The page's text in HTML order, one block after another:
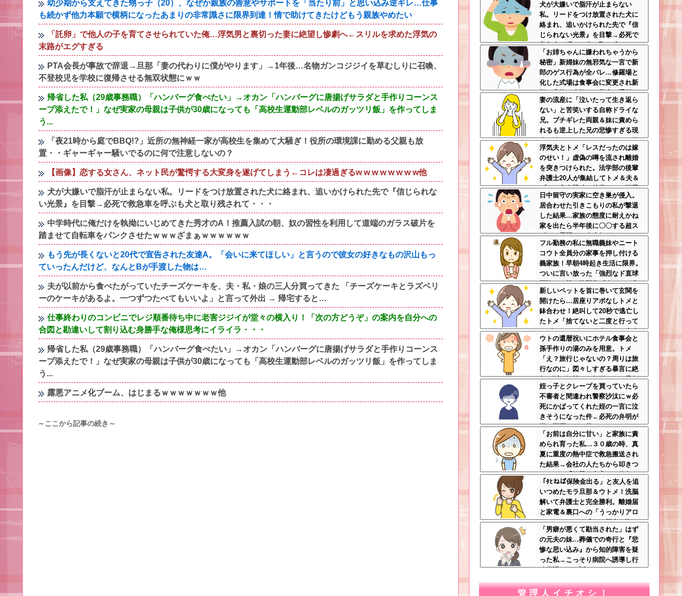
幼少期から支えてきた甥っ子（20）、なぜか親族の善意やサポートを「当たり前」と思い込み逆ギレ…仕事
も続かず他力本願で横柄になったあまりの非常識さに限界到達！情で助けてきたけどもう親族やめたい
「託卵」で他人の子を育てさせられていた俺…浮気男と裏切った妻に絶望し惨劇へ←スリルを求めた浮気の
末路がエグすぎる
PTA会長が事故で辞退→旦那「妻の代わりに僕がやります」→1年後…名物ガンコジジイを草むしりに召喚、
不登校児を学校に復帰させる無双状態にｗｗ
帰省した私（29歳事務職）「ハンバーグ食べたい」→オカン「ハンバーグに唐揚げサラダと手作りコーンス
ープ添えたで！」なぜ実家の母親は子供が30歳になっても「高校生運動部レベルのガッツリ飯」を作ってしま
う...
「夜21時から庭でBBQ!?」近所の無神経一家が高校生を集めて大騒ぎ！役所の環境課に勤める父親も放
置・・ギャーギャー騒いでるのに何で注意しないの？
【画像】恋する女さん、ネット民が驚愕する大変身を遂げてしまう←コレは凄過ぎるw w w w w w w w他
犬が大嫌いで脂汗が止まらない私。リードをつけ放置された犬に絡まれ、追いかけられた先で『信じられな
い光景』を目撃→必死で救急車を呼ぶも犬と取り残されて・・・
中学時代に俺だけを執拗にいじめてきた秀才のA！推薦入試の朝、奴の習性を利用して道端のガラス破片を
踏ませて自転車をパンクさせたｗｗｗざまぁｗｗｗｗｗｗ
もう先が長くないと20代で宣告された友達A。「会いに来てほしい」と言うので彼女の好きなもの沢山もっ
ていったんだけど、なんとBが手渡した物は…
夫が以前から食べたがっていたチーズケーキを、夫・私・娘の三人分買ってきた 「チーズケーキとラズベリ
ーのケーキがあるよ。一つずつたべてもいいよ」と言って外出 → 帰宅すると…
仕事終わりのコンビニでレジ順番待ち中に老害ジジイが堂々の横入り！「次の方どうぞ」の案内を自分への
合図と勘違いして割り込む身勝手な俺様思考にイライラ・・・
帰省した私（29歳事務職）「ハンバーグ食べたい」→オカン「ハンバーグに唐揚げサラダと手作りコーンス
ープ添えたで！」なぜ実家の母親は子供が30歳になっても「高校生運動部レベルのガッツリ飯」を作ってしま
う...
露悪アニメ化ブーム、はじまるｗｗｗｗｗｗｗ他
～ここから記事の続き～
が裏目に出すぎて惨事
犬が大嫌いで脂汗が止まらない
私。リードをつけ放置された犬に
絡まれ、追いかけられた先で『信
じられない光景』を目撃→必死で
救急車を呼ぶも犬と取り残され
て・・・
「お姉ちゃんに嫌われちゃうから
秘密」新婦妹の無邪気な一言で新
郎のゲス行為が全バレ…修羅場と
化した式場は食事会に変更され新
郎は悲惨な末路へ←警察に通報さ
れてもおかしくないレベル
妻の流産に「泣いたって生き返ら
ない」と苦笑いする自称ドライな
兄。ブチギレた両親＆妹に責めら
れるも逆上した兄の悲惨すぎる現
在←淡々としてるんじゃなくて単
なる冷血漢
浮気夫とトメ「レスだったのは嫁
のせい！」虚偽の噂を流され離婚
を突きつけられた。法学部の後輩
弁護士20人が集結してトメ＆夫＆
プリを完全撃破←後輩たちを可愛
がっていた恩が最高形で返ってき
た
日中留守の実家に空き巣が侵入。
居合わせた引きこもりの私が撃退
した結果…家族の態度に耐えかね
家を出たら半年後に〇〇する超ス
ピード展開へ←人生何がきっかけ
で好転するか分からない
フル勤務の私に無職義妹やニート
コウト全員分の家事を押し付ける
義家族！早朝4時起き生活に限界。
ついに言い放った「強烈なド直球
正論」に義一族阿鼻叫喚ｗｗ←怠
け者どもに正論のナイフをグサリ
新しいペットを首に巻いて玄関を
開けたら…居座りアポなしトメと
鉢合わせ！絶叫して20秒で逃亡し
たトメ「捨てないと二度と行って
あげない！」←もう来なくて大丈
夫ですｗ
ウトの還暦祝いにホテル食事会と
孫手作りの湯のみを用意。トメ
「え？旅行じゃないの？周りは旅
行なのに」図々しすぎる暴言に絶
句←孫の気持ちを無下にする最低
ババア
姪っ子とクレープを買っていたら
不審者と間違われ警察沙汰にｗ必
死にかばってくれた姪の一言に泣
きそうになった件←必死の弁明が
逆に不憫すぎて草
「お前は自分に甘い」と家族に責
められ育った私…３０歳の時、真
夏に重度の熱中症で救急搬送され
た結果→会社の人たちから叩きつ
けられた「衝撃の事実」に絶句
「ﾀﾋねば保険金出る」と友人を追
いつめたモラ旦那＆ウトメ！洗脳
解いて弁護士と完全勝利。離婚届
と家電＆裏口への「うっかりアロ
ンアルファ」を残して脱出←悔し
泣きしながらやることがエグくて
草
「男癖が悪くて勘当された」はず
の元夫の妹…葬儀での奇行と『悲
惨な思い込み』から知的障害を疑
った私→こっそり病院へ誘導し行
政保護させた話
管理人イチオシ！